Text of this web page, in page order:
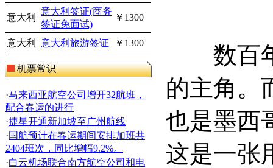
意大利
意大利签证(商务
签证免面试)
￥1300
意大利 意大利旅游签证 ￥1300
机票常识
·马来西亚航空公司增开32航班，
配合春运的进行
·捷星开通新加坡至广州航线
·国航预计在春运期间安排加班共
2404班次，同比增幅9.2%。
·白云机场联合南方航空公司和电
数百年
的主角。
也是墨西
这是一张